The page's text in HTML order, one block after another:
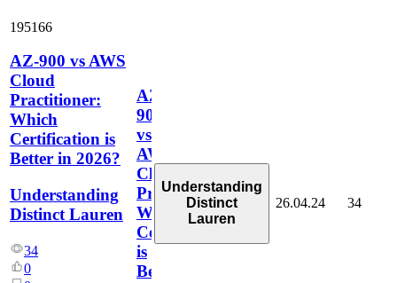
195166
AZ-900 vs AWS
Cloud
Practitioner:
Which
Certification is
Better in 2026?
Understanding
Distinct Lauren
34
0
AZ-
900
vs
AWS
Cloud
Practitioner:
Which
Certification
is
Better
Understanding
Distinct
Lauren
26.04.24 34